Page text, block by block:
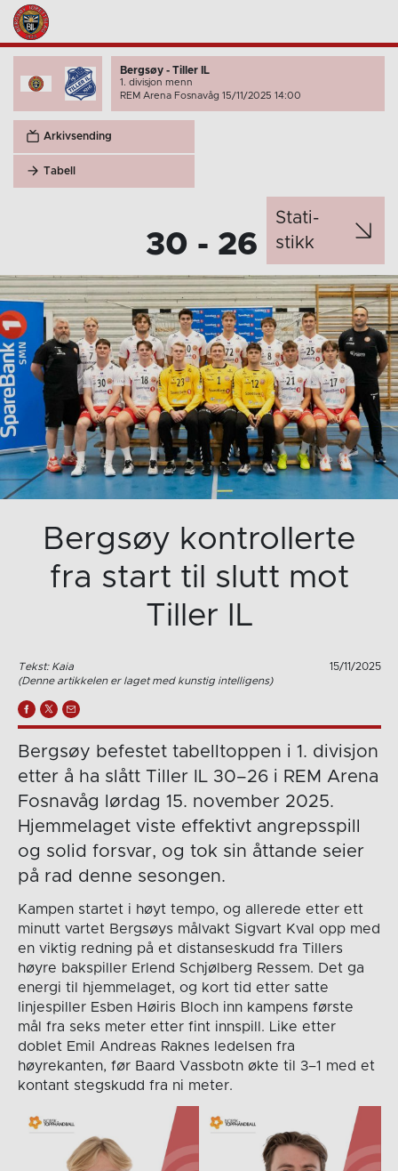
Bergsøy - Tiller IL
1. divisjon menn
REM Arena Fosnavåg 15/11/2025 14:00
Arkivsending
Tabell
30 - 26
Stati­
stikk
Bergsøy kontrollerte
fra start til slutt mot
Tiller IL
Tekst: Kaia
15/11/2025
(Denne artikkelen er laget med kunstig intelligens)
Bergsøy befestet tabelltoppen i 1. divisjon
etter å ha slått Tiller IL 30–26 i REM Arena
Fosnavåg lørdag 15. november 2025.
Hjemmelaget viste effektivt angrepsspill
og solid forsvar, og tok sin åttande seier
på rad denne sesongen.
Kampen startet i høyt tempo, og allerede etter ett
minutt vartet Bergsøys målvakt Sigvart Kval opp med
en viktig redning på et distanseskudd fra Tillers
høyre bakspiller Erlend Schjølberg Ressem. Det ga
energi til hjemmelaget, og kort tid etter satte
linjespiller Esben Høiris Bloch inn kampens første
mål fra seks meter etter fint innspill. Like etter
doblet Emil Andreas Raknes ledelsen fra
høyrekanten, før Baard Vassbotn økte til 3–1 med et
kontant stegskudd fra ni meter.